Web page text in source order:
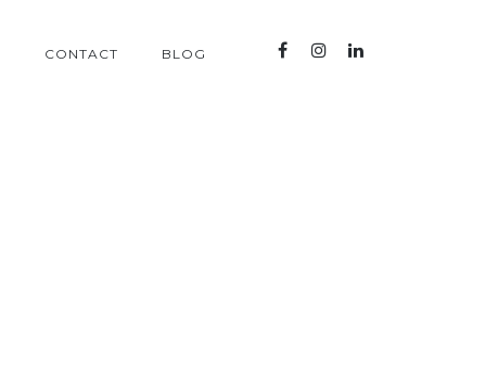
CONTACT BLOG